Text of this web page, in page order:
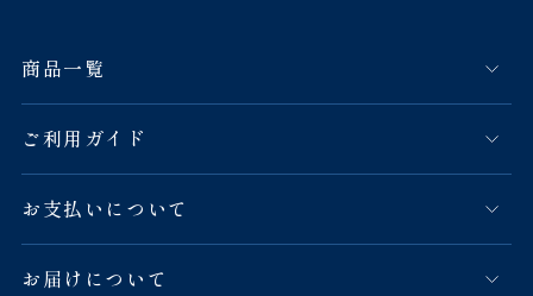
商品一覧
ご利用ガイド
お支払いについて
お届けについて